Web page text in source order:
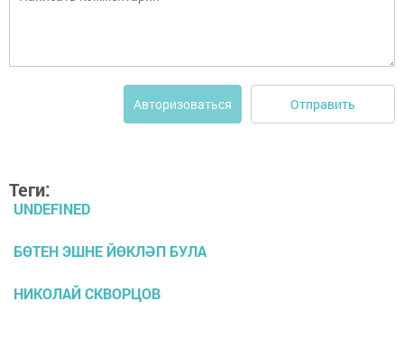
Авторизоваться Отправить
Теги:
UNDEFINED
БӨТЕН ЭШНЕ ЙӨКЛӘП БУЛА
НИКОЛАЙ СКВОРЦОВ